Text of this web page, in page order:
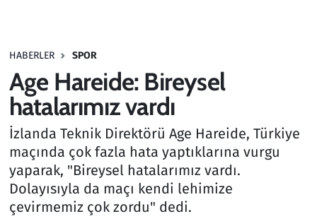
HABERLER SPOR
Age Hareide: Bireysel
hatalarımız vardı
İzlanda Teknik Direktörü Age Hareide, Türkiye
maçında çok fazla hata yaptıklarına vurgu
yaparak, "Bireysel hatalarımız vardı.
Dolayısıyla da maçı kendi lehimize
çevirmemiz çok zordu" dedi.
Haber
Kültür Sanat
Kurumsal Haberler
Lezzet Durağı
Memur ve Kamu